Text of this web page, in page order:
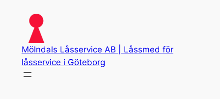
content
Mölndals Låsservice AB | Låssmed för
låsservice i Göteborg